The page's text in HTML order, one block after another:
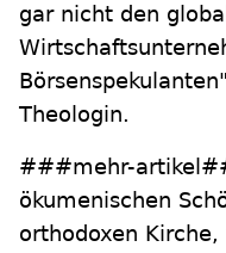
gar nicht den
Theologin.
###mehr-
ökumenischen
orthodoxen